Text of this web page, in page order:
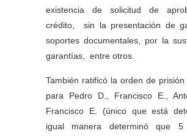
existencia de solicitud de
crédito, sin la presentación de
soportes documentales, por la
garantías, entre otros.
También ratificó la orden de prisión
para Pedro D., Francisco E.,
Francisco E. (único que está
igual manera determinó que 5